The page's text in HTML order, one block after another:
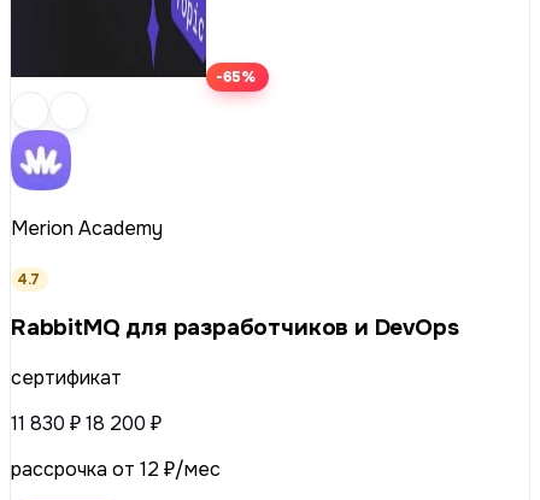
-65%
Merion Academy
4.7
RabbitMQ для разработчиков и DevOps
сертификат
11 830 ₽18 200 ₽
рассрочка от 12 ₽/мес